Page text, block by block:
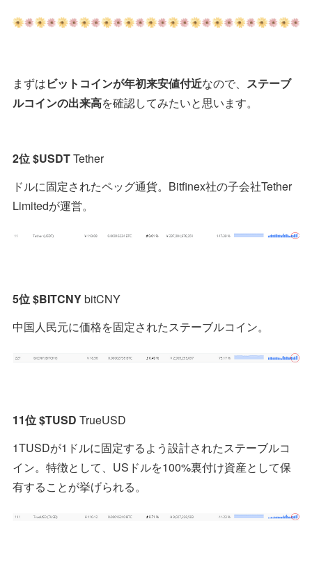
まずはビットコインが年初来安値付近なので、 ステーブ
ルコインの出来高を確認してみたいと思います。
2位 $USDTTether
ドルに固定されたペッグ通貨。Bitfinex社の子会社Tether
Limitedが運営。
5位 $BITCNYbitCNY
中国人民元に価格を固定されたステーブルコイン。
11位 $TUSD TrueUSD
1TUSDが1ドルに固定するよう設計されたステーブルコ
イン。特徴として、USドルを100%裏付け資産として保
有することが挙げられる。